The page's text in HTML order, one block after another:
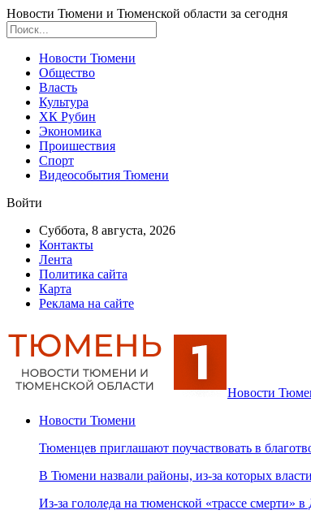
Новости Тюмени и Тюменской области за сегодня
Новости Тюмени
Общество
Власть
Культура
ХК Рубин
Экономика
Проишествия
Спорт
Видеособытия Тюмени
Войти
Суббота, 8 августа, 2026
Контакты
Лента
Политика сайта
Карта
Реклама на сайте
Новости
Новости Тюмени
Тюменцев приглашают поучаствовать в
В Тюмени назвали районы, из-за которых
Из-за гололеда на тюменской «трассе смерти»